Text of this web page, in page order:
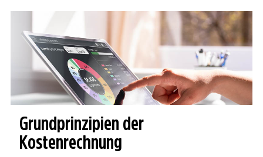
Grundprinzipien der
Kostenrechnung